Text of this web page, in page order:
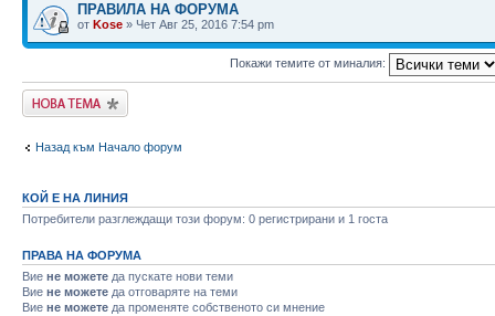
ПРАВИЛА НА ФОРУМА
от Kose » Чет Авг 25, 2016 7:54 pm
Покажи темите от миналия:
Публикувай нова
тема
Назад към Начало форум
КОЙ Е НА ЛИНИЯ
Потребители разглеждащи този форум: 0 регистрирани и 1 госта
ПРАВА НА ФОРУМА
Вие не можете да пускате нови теми
Вие не можете да отговаряте на теми
Вие не можете да променяте собственото си мнение